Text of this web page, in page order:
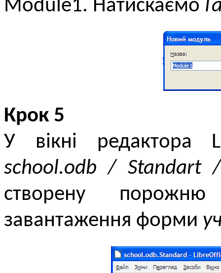
Module1. Натискаємо
Крок 5
У вікні редактора
school.odb / Standart
створену
завантаження форми